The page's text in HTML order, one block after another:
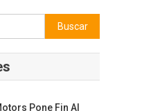
Buscar:
Pone Fin Al